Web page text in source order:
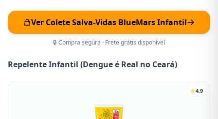
Ver Colete Salva-Vidas BlueMars Infantil
🔒 Compra segura · Frete grátis disponível
Repelente Infantil (Dengue é Real no Ceará)
4.9